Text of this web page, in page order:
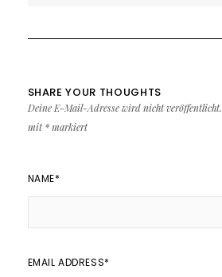
SHARE YOUR THOUGHTS
Deine E-Mail-Adresse wird nicht veröffentlicht.
mit *markiert
NAME*
EMAIL ADDRESS*